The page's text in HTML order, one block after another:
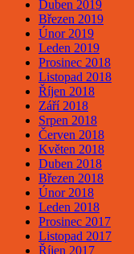
Duben 2019
Březen 2019
Únor 2019
Leden 2019
Prosinec 2018
Listopad 2018
Říjen 2018
Září 2018
Srpen 2018
Červen 2018
Květen 2018
Duben 2018
Březen 2018
Únor 2018
Leden 2018
Prosinec 2017
Listopad 2017
Říjen 2017